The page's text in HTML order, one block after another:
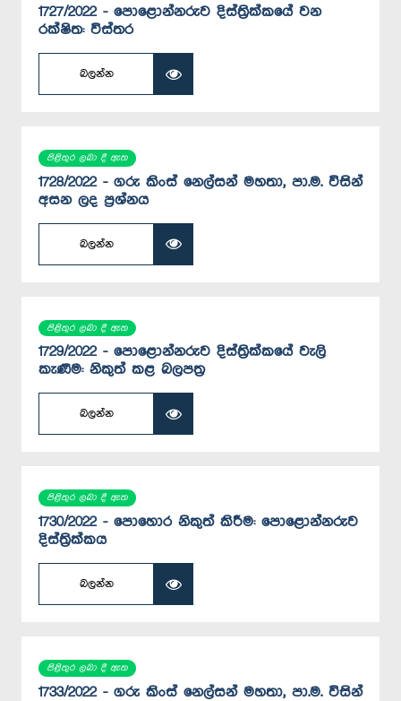
1727/2022 - පොළොන්නරුව දිස්ත්‍රික්කයේ වන
රක්ෂිත: විස්තර
බලන්න
පිළිතුර ලබා දී ඇත
1728/2022 - ගරු කිංස් නෙල්සන් මහතා, පා.ම. විසින්
අසන ලද ප්‍රශ්නය
බලන්න
පිළිතුර ලබා දී ඇත
1729/2022 - පොළොන්නරුව දිස්ත්‍රික්කයේ වැලි
කැණීම: නිකුත් කළ බලපත්‍ර
බලන්න
පිළිතුර ලබා දී ඇත
1730/2022 - පොහොර නිකුත් කිරීම: පොළොන්නරුව
දිස්ත්‍රික්කය
බලන්න
පිළිතුර ලබා දී ඇත
1733/2022 - ගරු කිංස් නෙල්සන් මහතා, පා.ම. විසින්